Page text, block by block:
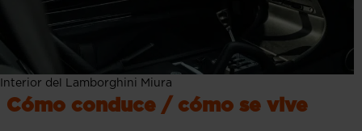
Interior del Lamborghini Miura
Cómo conduce / cómo se vive